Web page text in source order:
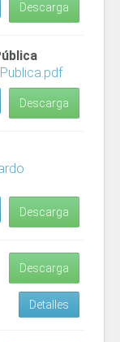
Descarga
Descarga
Descarga
Descarga
Detalles